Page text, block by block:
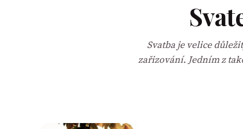
Svatba je velice
zařizování. Jedním z